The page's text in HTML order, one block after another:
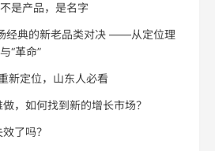
是产品，是名字
经典的新老品类对决 ——从定位理
“革命”
新定位，山东人必看
，如何找到新的增长市场？
了吗？